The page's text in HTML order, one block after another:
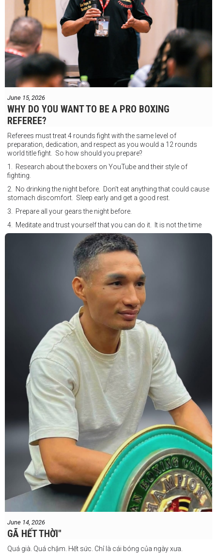
June 15, 2026
WHY DO YOU WANT TO BE A PRO BOXING
REFEREE?
Referees must treat 4 rounds fight with the same level of
preparation, dedication, and respect as you would a 12 rounds
world title fight. So how should you prepare?
1. Research about the boxers on YouTube and their style of
fighting.
2. No drinking the night before. Don't eat anything that could cause
stomach discomfort. Sleep early and get a good rest.
3. Prepare all your gears the night before.
4. Meditate and trust yourself that you can do it. It is not the time
for self doubt.
5. Conduct yourself as if you are on the world stage for a world
championship fight. Remeber that everyone is watching.
6. It's ok to make a mistake but its not okay to hesitate. When you
make a call, make it loud and clear.
Know that it is not about you. It's about ensuring the safety and the
fairness for the boxers who put their lives in the ring. At the end,
what Tony Weeks said during the Referee training seminar
encapsulates it well. "You do it for the love and respect of the
#professionalboxing
#proboxingreferee
#Tonyweeks
June 14, 2026
GÃ HẾT THỜI"
Quá già. Quá chậm. Hết sức. Chỉ là cái bóng của ngày xưa.